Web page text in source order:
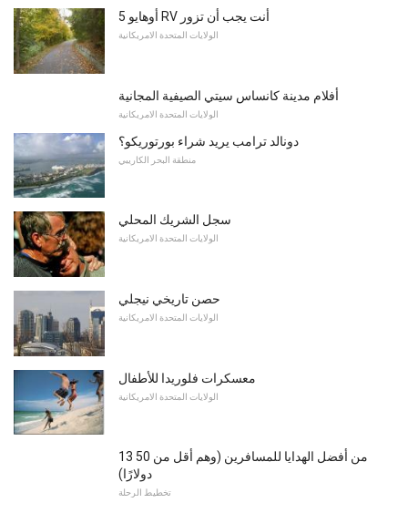
5 أوهايو RV أنت يجب أن تزور
الولايات المتحدة الامريكانية
أفلام مدينة كانساس سيتي الصيفية المجانية
الولايات المتحدة الامريكانية
دونالد ترامب يريد شراء بورتوريكو؟
منطقة البحر الكاريبي
سجل الشريك المحلي
الولايات المتحدة الامريكانية
حصن تاريخي نيجلي
الولايات المتحدة الامريكانية
معسكرات فلوريدا للأطفال
الولايات المتحدة الامريكانية
13 من أفضل الهدايا للمسافرين (وهم أقل من 50
دولارًا)
تخطيط الرحلة